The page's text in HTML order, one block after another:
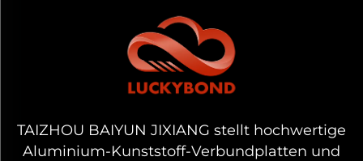
TAIZHOU BAIYUN JIXIANG stellt hochwertige
Aluminium-Kunststoff-Verbundplatten und